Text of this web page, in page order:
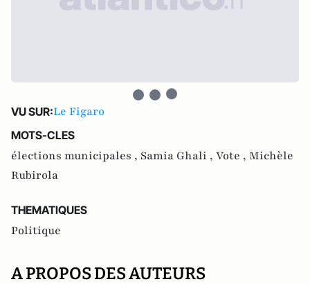
VU SUR:Le Figaro
MOTS-CLES
élections municipales , Samia Ghali , Vote , Michèle
Rubirola
THEMATIQUES
Politique
A PROPOS DES AUTEURS